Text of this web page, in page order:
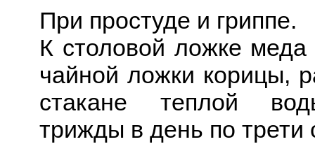
При простуде и гриппе.
К столовой ложке меда
чайной ложки корицы,
стакане теплой
трижды в день по трети